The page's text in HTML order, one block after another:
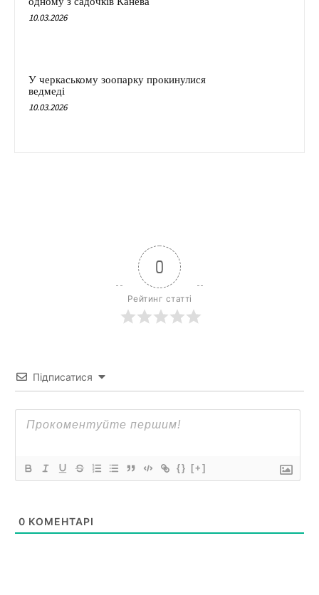
10.03.2026
У черкаському зоопарку прокинулися
ведмеді
10.03.2026
0
Рейтинг статті
Підписатися
{} [+]
0 КОМЕНТАРІ